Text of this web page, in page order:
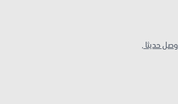
وصل حديثا ,